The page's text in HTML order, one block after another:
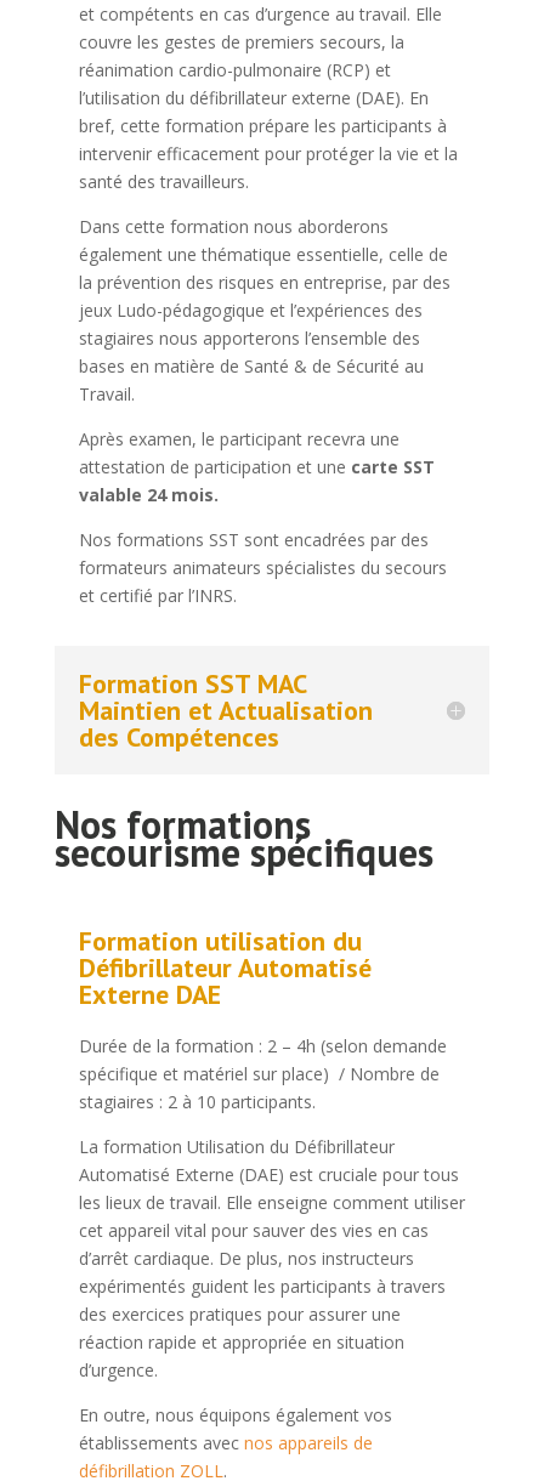
et compétents en cas d’urgence au travail. Elle
couvre les gestes de premiers secours, la
réanimation cardio-pulmonaire (RCP) et
l’utilisation du défibrillateur externe (DAE). En
bref, cette formation prépare les participants à
intervenir efficacement pour protéger la vie et la
santé des travailleurs.
Dans cette formation nous aborderons
également une thématique essentielle, celle de
la prévention des risques en entreprise, par des
jeux Ludo-pédagogique et l’expériences des
stagiaires nous apporterons l’ensemble des
bases en matière de Santé & de Sécurité au
Travail.
Après examen, le participant recevra une
attestation de participation et une carte SST
valable 24 mois.
Nos formations SST sont encadrées par des
formateurs animateurs spécialistes du secours
et certifié par l’INRS.
Formation SST MAC
Maintien et Actualisation
des Compétences
Nos formations
secourisme spécifiques
Formation utilisation du
Défibrillateur Automatisé
Externe DAE
Durée de la formation : 2 – 4h (selon demande
spécifique et matériel sur place) / Nombre de
stagiaires : 2 à 10 participants.
La formation Utilisation du Défibrillateur
Automatisé Externe (DAE) est cruciale pour tous
les lieux de travail. Elle enseigne comment utiliser
cet appareil vital pour sauver des vies en cas
d’arrêt cardiaque. De plus, nos instructeurs
expérimentés guident les participants à travers
des exercices pratiques pour assurer une
réaction rapide et appropriée en situation
d’urgence.
En outre, nous équipons également vos
établissements avec nos appareils de
défibrillation ZOLL.